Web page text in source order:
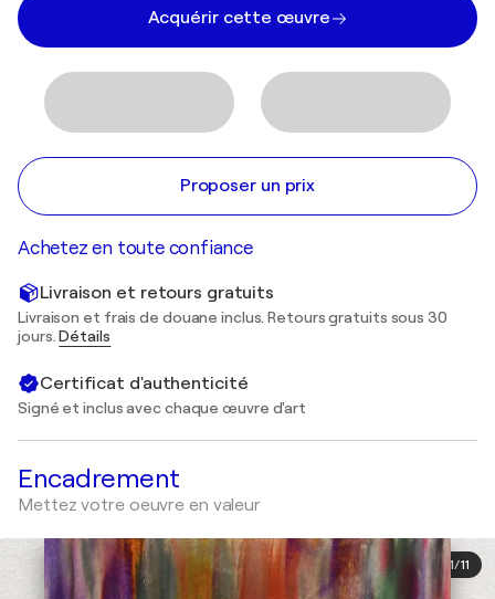
Acquérir cette œuvre
Proposer un prix
Achetez en toute confiance
Livraison et retours gratuits
Livraison et frais de douane inclus. Retours gratuits sous 30
jours.Détails
Certificat d'authenticité
Signé et inclus avec chaque œuvre d'art
Encadrement
Mettez votre oeuvre en valeur
1/11